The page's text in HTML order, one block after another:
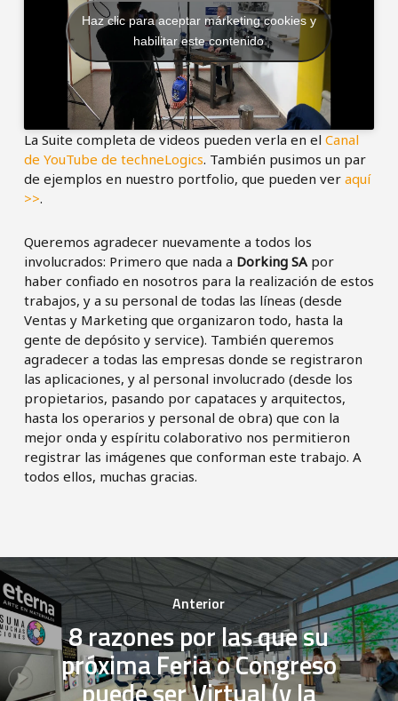
Haz clic para aceptar márketing cookies y
habilitar este contenido
La Suite completa de videos pueden verla en el Canal
de YouTube de techneLogics. También pusimos un par
de ejemplos en nuestro portfolio, que pueden ver aquí
>>.
Queremos agradecer nuevamente a todos los
involucrados: Primero que nada a Dorking SApor
haber confiado en nosotros para la realización de estos
trabajos, y a su personal de todas las líneas (desde
Ventas y Marketing que organizaron todo, hasta la
gente de depósito y service). También queremos
agradecer a todas las empresas donde se registraron
las aplicaciones, y al personal involucrado (desde los
propietarios, pasando por capataces y arquitectos,
hasta los operarios y personal de obra) que con la
mejor onda y espíritu colaborativo nos permitieron
registrar las imágenes que conforman este trabajo. A
todos ellos, muchas gracias.
Anterior
8 razones por las que su
próxima Feria o Congreso
puede ser Virtual (y la